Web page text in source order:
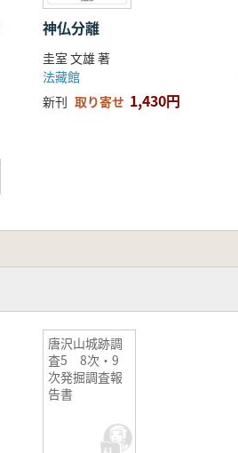
神仏分離
圭室 文雄 著
法藏館
新刊 取り寄せ 1,430円
唐沢山城跡調
査5 8次・9
次発掘調査報
告書